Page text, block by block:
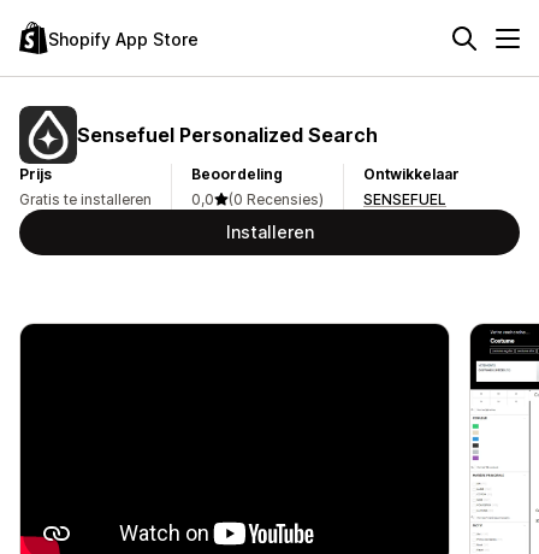
Shopify App Store
Sensefuel Personalized Search
Prijs
Gratis te installeren
Beoordeling
0,0
(0 Recensies)
Ontwikkelaar
SENSEFUEL
Installeren